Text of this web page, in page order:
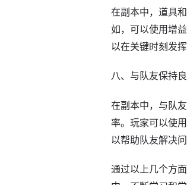
在副本中，道具
如，可以使用增
以在关键时刻发
八、与队友保持
在副本中，与队
率。玩家可以使
以帮助队友解决
通过以上几个方